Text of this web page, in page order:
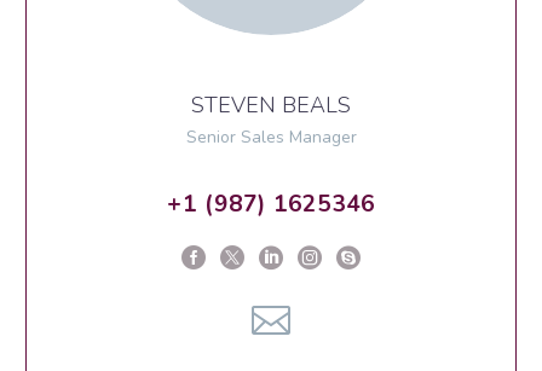
STEVEN BEALS
Senior Sales Manager
+1 (987) 1625346